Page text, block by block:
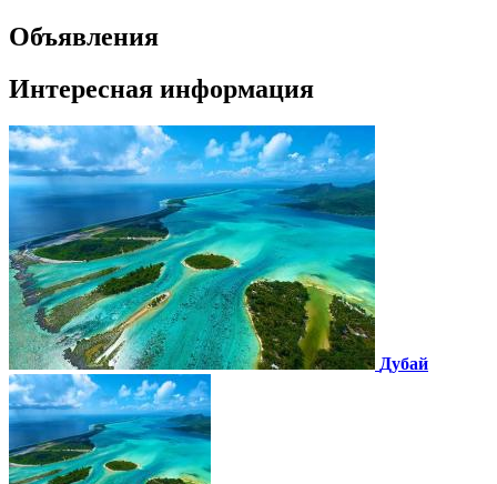
Объявления
Интересная информация
Дубай